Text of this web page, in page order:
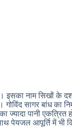
इसका नाम सिखों के
सागर बांध का
पानी एकत्रित
पेयजल आपूर्ति में भी